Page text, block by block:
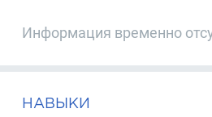
Информация временно
НАВЫКИ